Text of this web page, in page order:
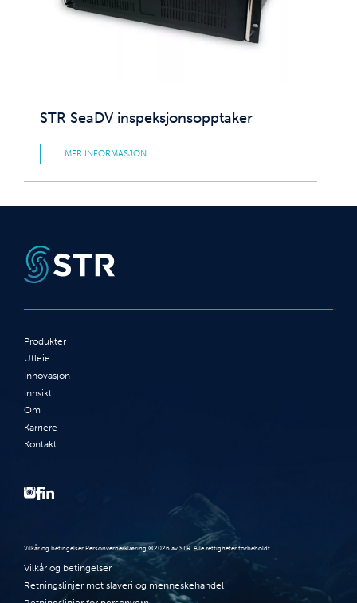
STR SeaDV inspeksjonsopptaker
MER INFORMASJON
Produkter
Utleie
Innovasjon
Innsikt
Om
Karriere
Kontakt
Vilkår og betingelser Personvernerklæring ©2026 av STR. Alle rettigheter forbeholdt.
Vilkår og betingelser
Retningslinjer mot slaveri og menneskehandel